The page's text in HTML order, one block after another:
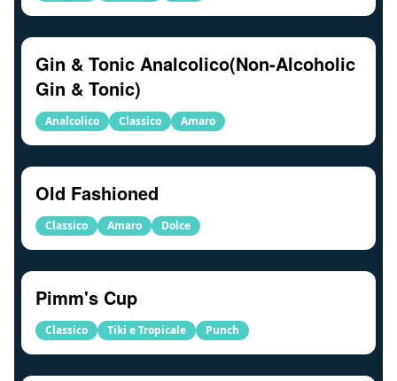
Gin & Tonic Analcolico(Non-Alcoholic
Gin & Tonic)
Analcolico Classico Amaro
Old Fashioned
Classico Amaro Dolce
Pimm's Cup
Classico Tiki e Tropicale Punch